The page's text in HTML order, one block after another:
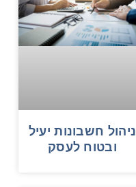
ניהול חשבונות יעיל
ובטוח לעסק